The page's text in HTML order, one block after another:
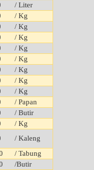
/ Liter
/ Kg
/ Kg
/ Kg
/ Kg
/ Kg
/ Kg
/ Kg
/ Kg
/ Papan
/ Butir
/ Kg
/ Kaleng
/ Tabung
/Butir